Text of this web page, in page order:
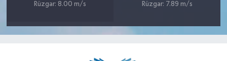
Rüzgar: 8.00 m/s
Rüzgar: 7.89 m/s